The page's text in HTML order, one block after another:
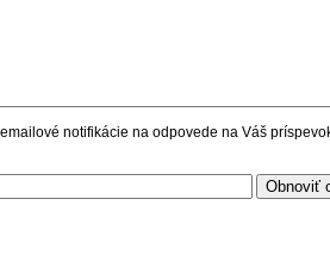
notifikácie na odpovede na Váš